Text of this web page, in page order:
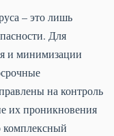
– это лишь
Для
и минимизации
на контроль
их проникновения